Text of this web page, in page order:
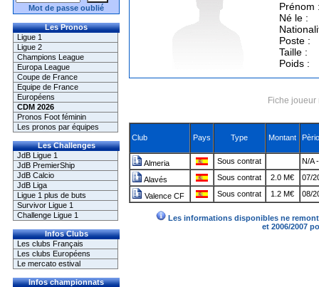
Mot de passe oublié
Les Pronos
Ligue 1
Ligue 2
Champions League
Europa League
Coupe de France
Equipe de France
Européens
CDM 2026
Pronos Foot féminin
Les pronos par équipes
Les Challenges
JdB Ligue 1
JdB PremierShip
JdB Calcio
JdB Liga
Ligue 1 plus de buts
Survivor Ligue 1
Challenge Ligue 1
Infos Clubs
Les clubs Français
Les clubs Européens
Le mercato estival
Infos championnats
Prénom
Né le :
Poste :
Taille :
Poids :
Fiche
Club Pays Type Montant
Almeria Sous contrat N/A
Alavés Sous contrat 2.0 M€ 07/
Valence CF Sous contrat 1.2 M€ 08/
Les informations disponibles ne
et 2006/2007